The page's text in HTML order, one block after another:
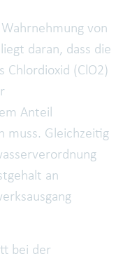
von
daran, dass die
Chlordioxid (ClO2)
Anteil
muss. Gleichzeitig
an
bei der